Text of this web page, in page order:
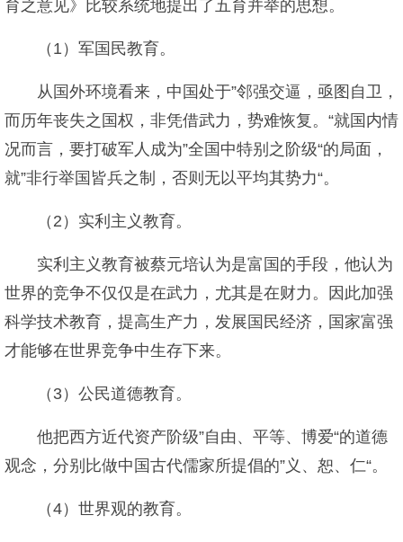
育之意见》比较系统地提出了五育并举的思想。
（1）军国民教育。
从国外环境看来，中国处于”邻强交逼，亟图自卫，
而历年丧失之国权，非凭借武力，势难恢复。“就国内情
况而言，要打破军人成为”全国中特别之阶级“的局面，
就”非行举国皆兵之制，否则无以平均其势力“。
（2）实利主义教育。
实利主义教育被蔡元培认为是富国的手段，他认为
世界的竞争不仅仅是在武力，尤其是在财力。因此加强
科学技术教育，提高生产力，发展国民经济，国家富强
才能够在世界竞争中生存下来。
（3）公民道德教育。
他把西方近代资产阶级”自由、平等、博爱“的道德
观念，分别比做中国古代儒家所提倡的”义、恕、仁“。
（4）世界观的教育。